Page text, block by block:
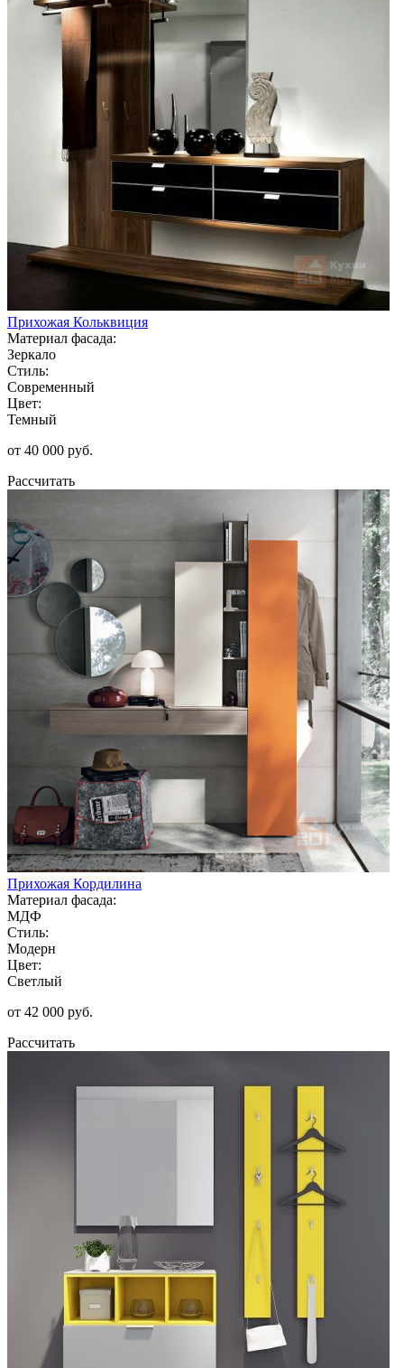
Прихожая Кольквиция
Материал фасада:
Зеркало
Стиль:
Современный
Цвет:
Темный
от 40 000 руб.
Рассчитать
Прихожая Кордилина
Материал фасада:
МДФ
Стиль:
Модерн
Цвет:
Светлый
от 42 000 руб.
Рассчитать